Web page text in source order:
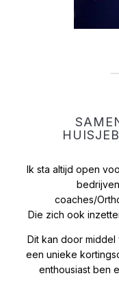
Ik sta altijd open
coaches/
Die zich ook
Dit kan door
een unieke
enthousiast ben